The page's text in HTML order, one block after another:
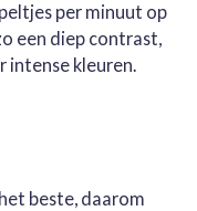
per minuut op
een diep contrast,
intense kleuren.
beste, daarom